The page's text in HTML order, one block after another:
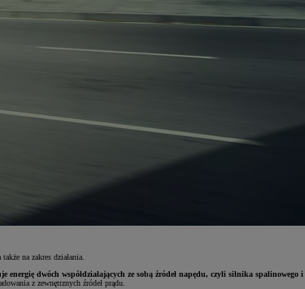
na zakres działania.
energię dwóch współdziałających ze sobą źródeł napędu, czyli silnika spalinowego i
z zewnętrznych źródeł prądu.